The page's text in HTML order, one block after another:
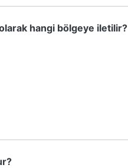
hangi bölgeye iletilir?